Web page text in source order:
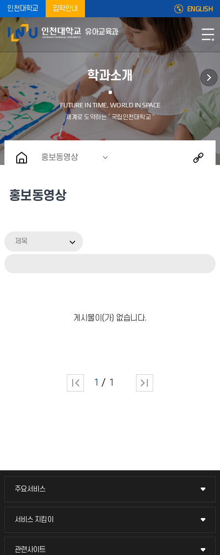
인천대학교 입학안내 ENGLISH
유아교육과
학과소개
홍보동영상
홍보동영상
제목
게시물이(가) 없습니다.
1 1
주요서비스
주요서비스
교무회의방송
서비스 지킴이
서비스 지킴이
묻고 답하기
관련사이트
관련사이트